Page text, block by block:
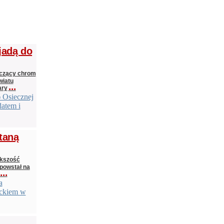
do
chrom
...
Osiecznej
i
na
...
w